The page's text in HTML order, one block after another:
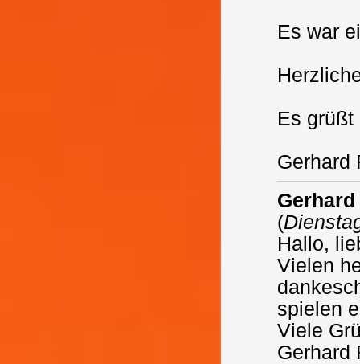
Es war
Es
Gerhard
(
Hallo,
Vielen
spielen
Viele
Gerhard